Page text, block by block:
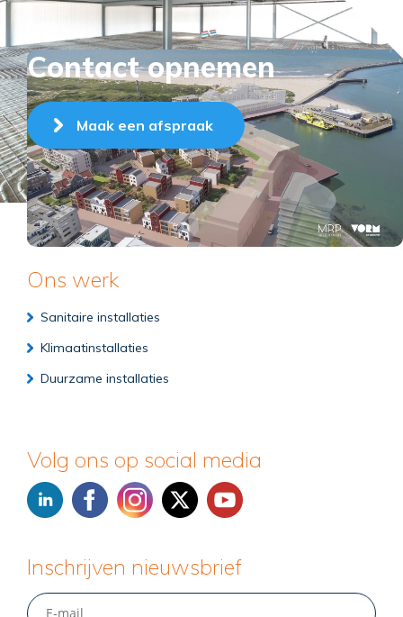
Contact opnemen
Maak een afspraak
Ons werk
Sanitaire installaties
Klimaatinstallaties
Duurzame installaties
Volg ons op social media
Inschrijven nieuwsbrief